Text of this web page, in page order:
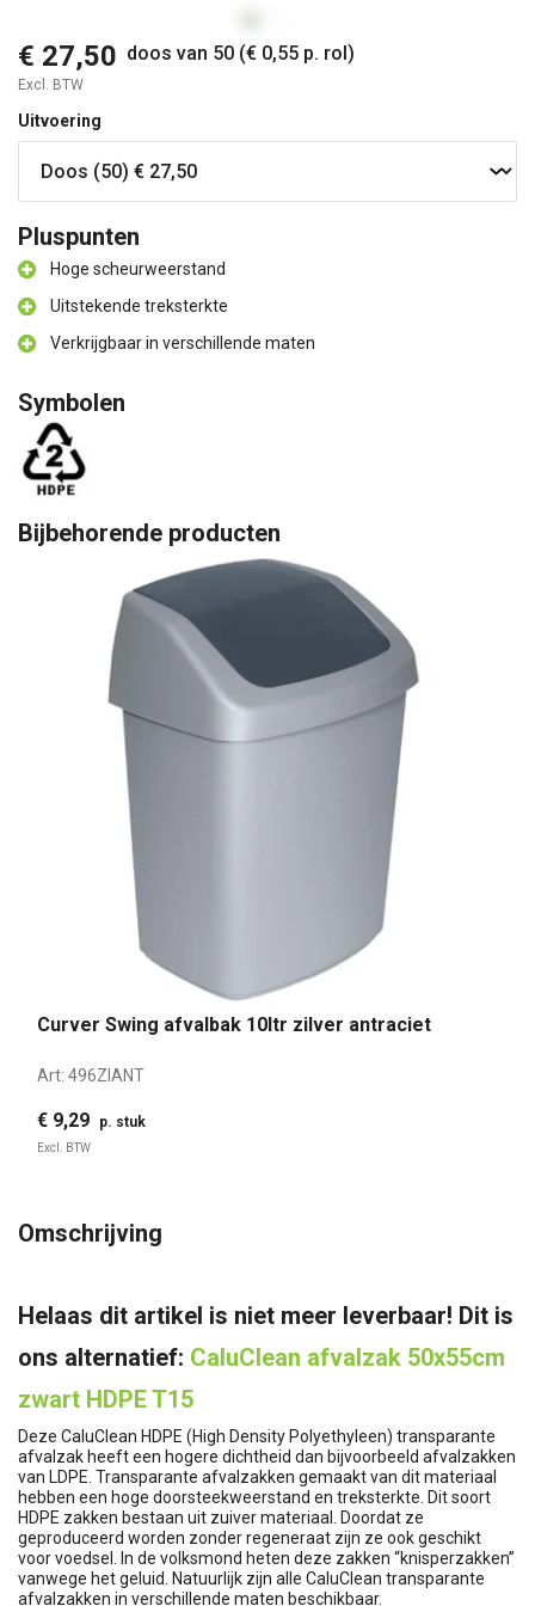
€ 27,50 doos van 50 (€ 0,55 p. rol)
Excl. BTW
Uitvoering
Pluspunten
Hoge scheurweerstand
Uitstekende treksterkte
Verkrijgbaar in verschillende maten
Symbolen
Bijbehorende producten
Curver Swing afvalbak 10ltr zilver antraciet
Art: 496ZIANT
€ 9,29 p. stuk
Excl. BTW
Omschrijving
Helaas dit artikel is niet meer leverbaar! Dit is
ons alternatief: CaluClean afvalzak 50x55cm
zwart HDPE T15
Deze CaluClean HDPE (High Density Polyethyleen) transparante
afvalzak heeft een hogere dichtheid dan bijvoorbeeld afvalzakken
van LDPE. Transparante afvalzakken gemaakt van dit materiaal
hebben een hoge doorsteekweerstand en treksterkte. Dit soort
HDPE zakken bestaan uit zuiver materiaal. Doordat ze
geproduceerd worden zonder regeneraat zijn ze ook geschikt
voor voedsel. In de volksmond heten deze zakken “knisperzakken”
vanwege het geluid. Natuurlijk zijn alle CaluClean transparante
afvalzakken in verschillende maten beschikbaar.